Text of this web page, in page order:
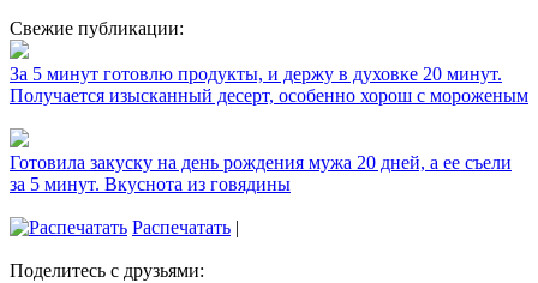
Свежие публикации:
За 5 минут готовлю продукты, и держу в духовке 20 минут.
Получается изысканный десерт, особенно хорош с мороженым
Готовила закуску на день рождения мужа 20 дней, а ее съели
за 5 минут. Вкуснота из говядины
Распечатать |
Поделитесь с друзьями: